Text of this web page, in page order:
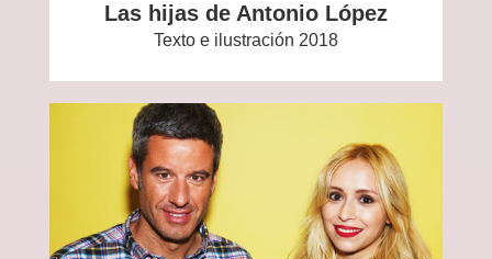
Las hijas de Antonio López
Texto e ilustración 2018